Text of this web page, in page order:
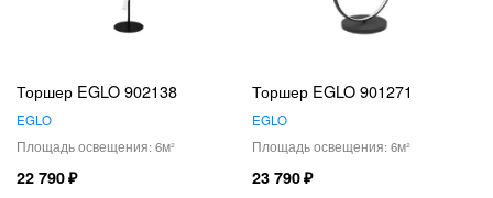
Торшер EGLO 902138
EGLO
6
22 790
Торшер EGLO 901271
EGLO
6
23 790